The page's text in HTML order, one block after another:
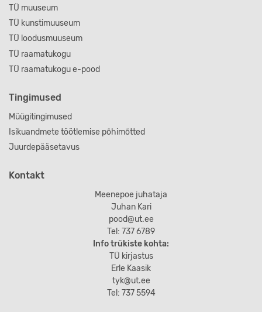
TÜ muuseum
TÜ kunstimuuseum
TÜ loodusmuuseum
TÜ raamatukogu
TÜ raamatukogu e-pood
Tingimused
Müügitingimused
Isikuandmete töötlemise põhimõtted
Juurdepääsetavus
Kontakt
Meenepoe juhataja
Juhan Kari
pood@ut.ee
Tel: 737 6789
Info trükiste kohta:
TÜ kirjastus
Erle Kaasik
tyk@ut.ee
Tel: 737 5594